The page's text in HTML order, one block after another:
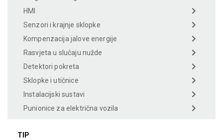
HMI
Senzori i krajnje sklopke
Kompenzacija jalove energije
Rasvjeta u slučaju nužde
Detektori pokreta
Sklopke i utičnice
Instalacijski sustavi
Punionice za električna vozila
TIP